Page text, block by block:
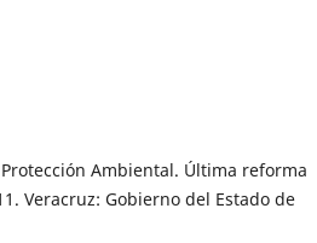
Ambiental. Última reforma
Veracruz: Gobierno del Estado de